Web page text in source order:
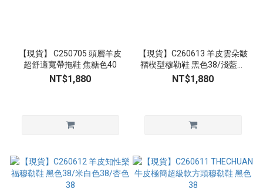
【現貨】 C250705 頭層羊皮
超舒適寬帶拖鞋 焦糖色40
NT$1,880
【現貨】C260613 羊皮雲朵皺
褶楔型穆勒鞋 黑色38/淺藍色
38/米白色38
NT$1,880